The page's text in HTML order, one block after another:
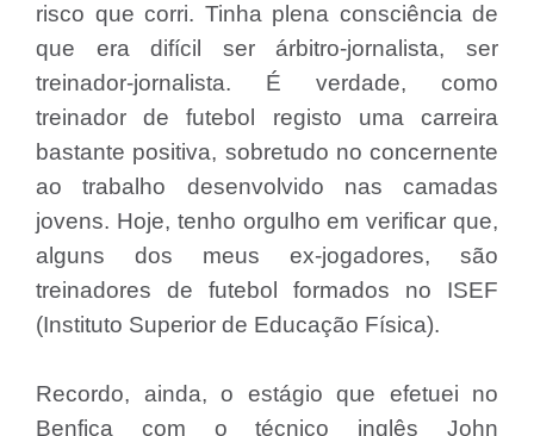
risco que corri. Tinha plena consciência de
que era difícil ser árbitro-jornalista, ser
treinador-jornalista. É verdade, como
treinador de futebol registo uma carreira
bastante positiva, sobretudo no concernente
ao trabalho desenvolvido nas camadas
jovens. Hoje, tenho orgulho em verificar que,
alguns dos meus ex-jogadores, são
treinadores de futebol formados no ISEF
(Instituto Superior de Educação Física).
Recordo, ainda, o estágio que efetuei no
Benfica com o técnico inglês John